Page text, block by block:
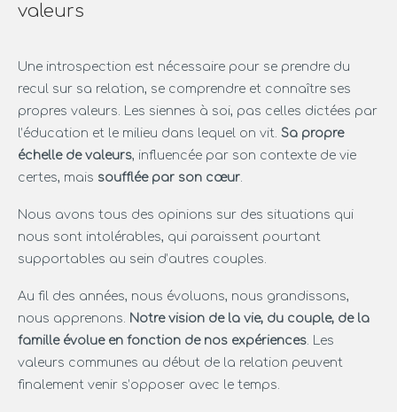
valeurs
Une introspection est nécessaire pour se prendre du
recul sur sa relation, se comprendre et connaître ses
propres valeurs. Les siennes à soi, pas celles dictées par
l’éducation et le milieu dans lequel on vit. Sa propre
échelle de valeurs, influencée par son contexte de vie
certes, mais soufflée par son cœur.
Nous avons tous des opinions sur des situations qui
nous sont intolérables, qui paraissent pourtant
supportables au sein d’autres couples.
Au fil des années, nous évoluons, nous grandissons,
nous apprenons. Notre vision de la vie, du couple, de la
famille évolue en fonction de nos expériences. Les
valeurs communes au début de la relation peuvent
finalement venir s’opposer avec le temps.